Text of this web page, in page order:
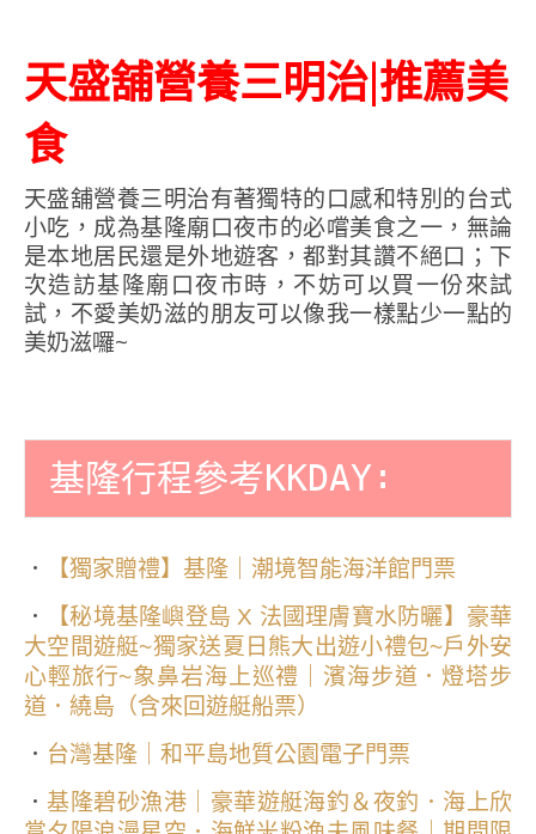
天盛舖營養三明治|推薦美
食
天盛舖營養三明治有著獨特的口感和特別的台式
小吃，成為基隆廟口夜市的必嚐美食之一，無論
是本地居民還是外地遊客，都對其讚不絕口；下
次造訪基隆廟口夜市時，不妨可以買一份來試
試，不愛美奶滋的朋友可以像我一樣點少一點的
美奶滋囉~
基隆行程參考KKDAY∶
． 【獨家贈禮】基隆｜潮境智能海洋館門票
．
【秘境基隆嶼登島 X 法國理膚寶水防曬】豪華
大空間遊艇~獨家送夏日熊大出遊小禮包~戶外安
心輕旅行~象鼻岩海上巡禮｜濱海步道．燈塔步
道．繞島（含來回遊艇船票）
． 台灣基隆｜和平島地質公園電子門票
．基隆碧砂漁港｜豪華遊艇海釣＆夜釣．海上欣